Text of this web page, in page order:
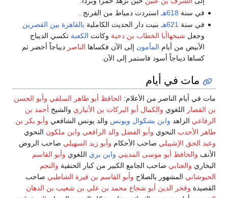
في سنة 618هـ
استردت دمياط من الفرنج .
في سنة 621هـ بنيت دار الحديث الكاملية بالقاهرة بين القصرين
وجعل شيخهاأبا الخطاب بن دحية وكانت الكعبة تكسي الديباج
الأبيض من أيام المأمون إلى الآن فكساها الناصر ديباجاً أخضر ثم
كساها ديباجاً أسود فاستمر إلى الآن.
مات في أيام
مات في أيام الناصر من الأعلام: الحافظ أبو طاهر السلفي وأبو الحسن
بن القصار اللغوي والكمال أبو البركات بن الأنباري والشيخ أحمد بن
الرفاعي الزاهد وابن بشكوال ويونس والد يونس الشافعي وأبو بكر بن
طاهر الأحدب النحوي وأبو الفضل والد الرافعي وابن ملكون النحوي
وعبد الحق الإشبيلي صاحب الأحكام وأبو زيد السهيلي صاحب الروض
الأنف والحافظ أبو موسى المديني وابن بري اللغوي وأبو القاسم
البخاري والعتابي صاحب الجامع الكبير من كبار الحنفية والنجم
الحبوشاني المشهور بالصلاح وأبو القاسم بن فيرة الشاطبي صاحب
القصيدة وفخر الدين أبو شجاع محمد بن علي بن شعيب بن الدهان